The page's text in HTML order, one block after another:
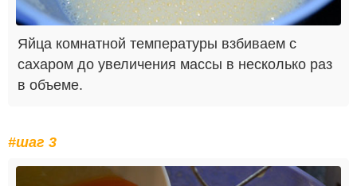
Яйца комнатной температуры взбиваем с
сахаром до увеличения массы в несколько раз
в объеме.
#шаг 3